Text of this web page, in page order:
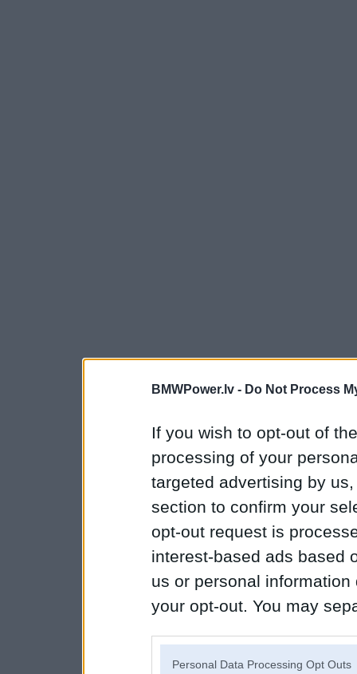
BMWPower.lv - Do Not Process
If you wish to opt-out of
processing of your
targeted advertising by
section to confirm your
opt-out request is
interest-based ads based
us or personal
your opt-out. You may
Personal Data Processing Opt Outs